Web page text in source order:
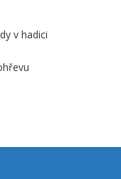
v hadici